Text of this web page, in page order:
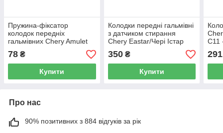
Пружина-фіксатор
колодок передніх
гальмівних Chery Amulet
A11/Чері Амулет А11 -
A11-6GN3501054
78 ₴
Купити
Колодки передні гальмівні
з датчиком стирання
Chery Eastar/Чері Істар
Б11 - B11-6BH3501080
350₴
Купити
С11
291
Про нас
90% позитивних з 884 відгуків за рік